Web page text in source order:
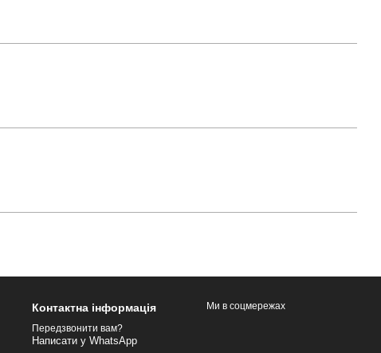
Контактна інформація
Передзвонити вам?
Написати у WhatsApp
Ми в соцмережах